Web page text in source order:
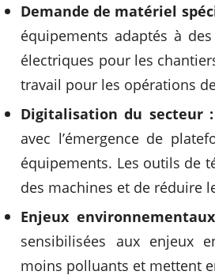
Demande de matériel
équipements adaptés à
électriques pour les
travail pour les opérations
Digitalisation du secteur :
avec l’émergence de
équipements. Les outils de
des machines et de réduire
Enjeux
sensibilisées aux enjeux
moins polluants et mettent